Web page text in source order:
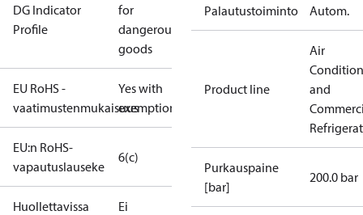
DG Indicator
Profile
for
dangerous
goods
EU RoHS -
vaatimustenmukaisuus
Yes with
exemptions
EU:n RoHS-
vapautuslauseke
6(c)
Huollettavissa Ei
Palautustoiminto Autom.
Product line
Air
and
Purkauspaine
[bar]
200.0 bar